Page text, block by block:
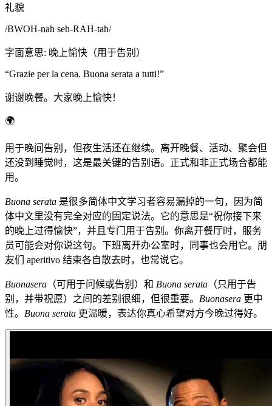
礼貌
/BWOH-nah seh-RAH-tah/
字面意思: 晚上愉快（用于告别）
“Grazie per la cena. Buona serata a tutti!”
谢谢晚餐。大家晚上愉快！
🌍
用于晚间告别，但夜生活还在继续。离开晚餐、活动、聚会但
还没到睡觉时，这是最关键的告别语。正式和非正式场合都能
用。
Buona serata 是很多简体中文学习者容易漏掉的一句，因为简
体中文里没有完全对应的固定说法。它的意思是“祝你接下来
的晚上过得愉快”，并且专门用于告别。你离开餐厅时，服务
员可能会对你说这句。下班离开办公室时，同事也会用它。朋
友们 aperitivo 结束各自散去时，也常说它。
Buonasera （可用于问候或告别）和 Buona serata （只用于告
别，并带祝愿）之间的差别很细，但很重要。 Buonasera 更中
性。 Buona serata 更温暖，表达你真心希望对方今晚过得好。